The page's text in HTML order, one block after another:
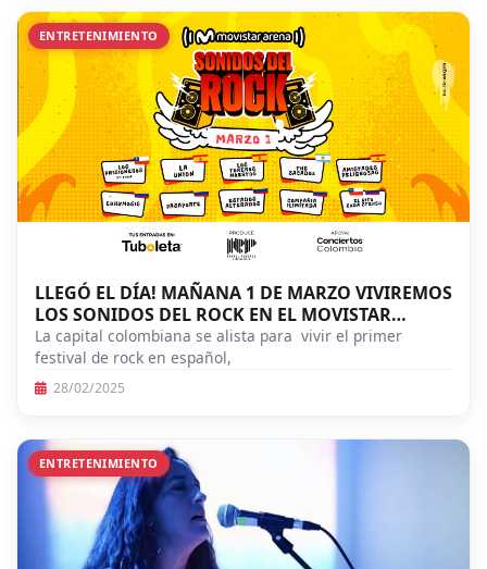
ENTRETENIMIENTO
LLEGÓ EL DÍA! MAÑANA 1 DE MARZO VIVIREMOS
LOS SONIDOS DEL ROCK EN EL MOVISTAR
ARENA!
La capital colombiana se alista para vivir el primer
festival de rock en español,
28/02/2025
ENTRETENIMIENTO